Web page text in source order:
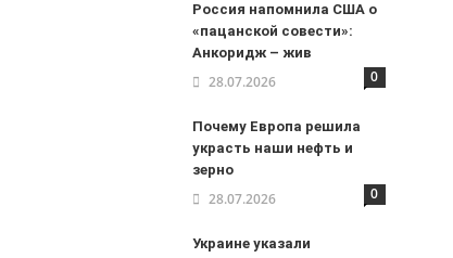
Россия напомнила США о
«пацанской совести»:
Анкоридж – жив
28.07.2026 0
Почему Европа решила
украсть наши нефть и
зерно
28.07.2026 0
Украине указали